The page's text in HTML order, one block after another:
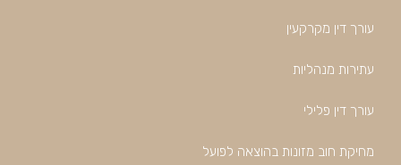
עורך דין מקרקעין
עתירות מנהליות
עורך דין פלילי
מחיקת חוב מזונות בהוצאה לפועל